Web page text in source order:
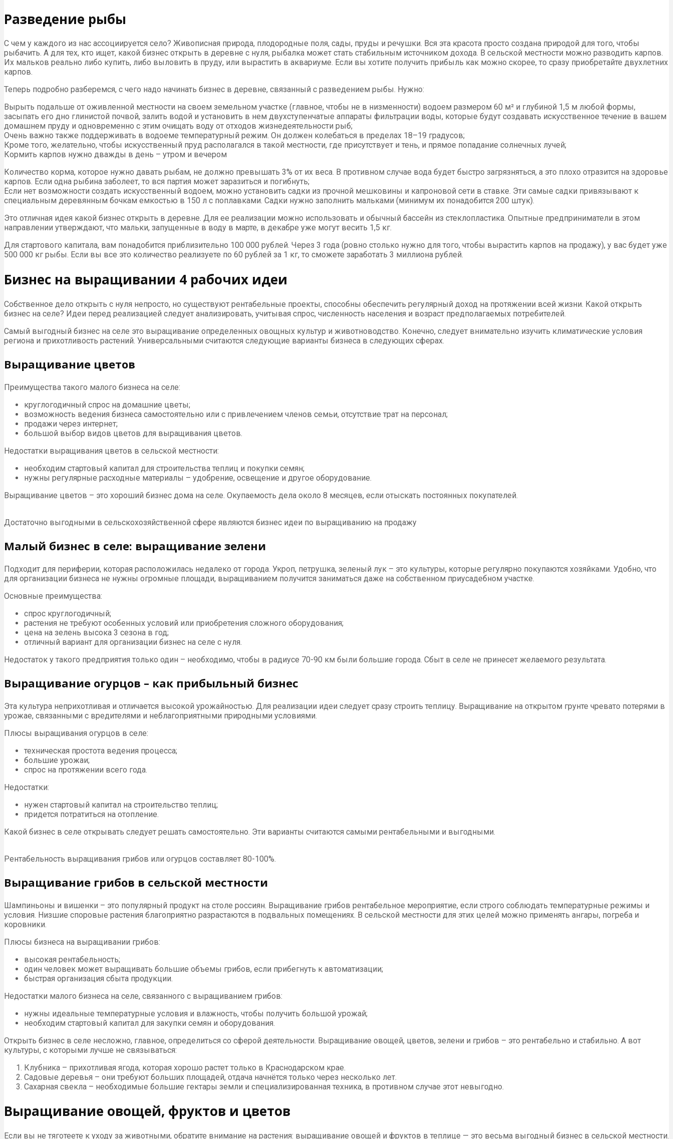
Разведение рыбы
С чем у каждого из нас ассоциируется село? Живописная природа, плодородные поля, сады, пруды и речушки. Вся эта красота просто создана природой для того, чтобы
рыбачить. А для тех, кто ищет, какой бизнес открыть в деревне с нуля, рыбалка может стать стабильным источником дохода. В сельской местности можно разводить карпов.
Их мальков реально либо купить, либо выловить в пруду, или вырастить в аквариуме. Если вы хотите получить прибыль как можно скорее, то сразу приобретайте двухлетних
карпов.
Теперь подробно разберемся, с чего надо начинать бизнес в деревне, связанный с разведением рыбы. Нужно:
Вырыть подальше от оживленной местности на своем земельном участке (главное, чтобы не в низменности) водоем размером 60 м² и глубиной 1,5 м любой формы,
засыпать его дно глинистой почвой, залить водой и установить в нем двухступенчатые аппараты фильтрации воды, которые будут создавать искусственное течение в вашем
домашнем пруду и одновременно с этим очищать воду от отходов жизнедеятельности рыб;
Очень важно также поддерживать в водоеме температурный режим. Он должен колебаться в пределах 18–19 градусов;
Кроме того, желательно, чтобы искусственный пруд располагался в такой местности, где присутствует и тень, и прямое попадание солнечных лучей;
Кормить карпов нужно дважды в день – утром и вечером
Количество корма, которое нужно давать рыбам, не должно превышать 3% от их веса. В противном случае вода будет быстро загрязняться, а это плохо отразится на здоровье
карпов. Если одна рыбина заболеет, то вся партия может заразиться и погибнуть;
Если нет возможности создать искусственный водоем, можно установить садки из прочной мешковины и капроновой сети в ставке. Эти самые садки привязывают к
специальным деревянным бочкам емкостью в 150 л с поплавками. Садки нужно заполнить мальками (минимум их понадобится 200 штук).
Это отличная идея какой бизнес открыть в деревне. Для ее реализации можно использовать и обычный бассейн из стеклопластика. Опытные предприниматели в этом
направлении утверждают, что мальки, запущенные в воду в марте, в декабре уже могут весить 1,5 кг.
Для стартового капитала, вам понадобится приблизительно 100 000 рублей. Через 3 года (ровно столько нужно для того, чтобы вырастить карпов на продажу), у вас будет уже
500 000 кг рыбы. Если вы все это количество реализуете по 60 рублей за 1 кг, то сможете заработать 3 миллиона рублей.
Бизнес на выращивании 4 рабочих идеи
Собственное дело открыть с нуля непросто, но существуют рентабельные проекты, способны обеспечить регулярный доход на протяжении всей жизни. Какой открыть
бизнес на селе? Идеи перед реализацией следует анализировать, учитывая спрос, численность населения и возраст предполагаемых потребителей.
Самый выгодный бизнес на селе это выращивание определенных овощных культур и животноводство. Конечно, следует внимательно изучить климатические условия
региона и прихотливость растений. Универсальными считаются следующие варианты бизнеса в следующих сферах.
Выращивание цветов
Преимущества такого малого бизнеса на селе:
круглогодичный спрос на домашние цветы;
возможность ведения бизнеса самостоятельно или с привлечением членов семьи, отсутствие трат на персонал;
продажи через интернет;
большой выбор видов цветов для выращивания цветов.
Недостатки выращивания цветов в сельской местности:
необходим стартовый капитал для строительства теплиц и покупки семян;
нужны регулярные расходные материалы – удобрение, освещение и другое оборудование.
Выращивание цветов – это хороший бизнес дома на селе. Окупаемость дела около 8 месяцев, если отыскать постоянных покупателей.
Достаточно выгодными в сельскохозяйственной сфере являются бизнес идеи по выращиванию на продажу
Малый бизнес в селе: выращивание зелени
Подходит для периферии, которая расположилась недалеко от города. Укроп, петрушка, зеленый лук – это культуры, которые регулярно покупаются хозяйками. Удобно, что
для организации бизнеса не нужны огромные площади, выращиванием получится заниматься даже на собственном приусадебном участке.
Основные преимущества:
спрос круглогодичный;
растения не требуют особенных условий или приобретения сложного оборудования;
цена на зелень высока 3 сезона в год;
отличный вариант для организации бизнес на селе с нуля.
Недостаток у такого предприятия только один – необходимо, чтобы в радиусе 70-90 км были большие города. Сбыт в селе не принесет желаемого результата.
Выращивание огурцов – как прибыльный бизнес
Эта культура неприхотливая и отличается высокой урожайностью. Для реализации идеи следует сразу строить теплицу. Выращивание на открытом грунте чревато потерями в
урожае, связанными с вредителями и неблагоприятными природными условиями.
Плюсы выращивания огурцов в селе:
техническая простота ведения процесса;
большие урожаи;
спрос на протяжении всего года.
Недостатки:
нужен стартовый капитал на строительство теплиц;
придется потратиться на отопление.
Какой бизнес в селе открывать следует решать самостоятельно. Эти варианты считаются самыми рентабельными и выгодными.
Рентабельность выращивания грибов или огурцов составляет 80-100%.
Выращивание грибов в сельской местности
Шампиньоны и вишенки – это популярный продукт на столе россиян. Выращивание грибов рентабельное мероприятие, если строго соблюдать температурные режимы и
условия. Низшие споровые растения благоприятно разрастаются в подвальных помещениях. В сельской местности для этих целей можно применять ангары, погреба и
коровники.
Плюсы бизнеса на выращивании грибов:
высокая рентабельность;
один человек может выращивать большие объемы грибов, если прибегнуть к автоматизации;
быстрая организация сбыта продукции.
Недостатки малого бизнеса на селе, связанного с выращиванием грибов:
нужны идеальные температурные условия и влажность, чтобы получить большой урожай;
необходим стартовый капитал для закупки семян и оборудования.
Открыть бизнес в селе несложно, главное, определиться со сферой деятельности. Выращивание овощей, цветов, зелени и грибов – это рентабельно и стабильно. А вот
культуры, с которыми лучше не связываться:
Клубника – прихотливая ягода, которая хорошо растет только в Краснодарском крае.
Садовые деревья – они требуют больших площадей, отдача начнётся только через несколько лет.
Сахарная свекла – необходимые большие гектары земли и специализированная техника, в противном случае этот невыгодно.
Выращивание овощей, фруктов и цветов
Если вы не тяготеете к уходу за животными, обратите внимание на растения: выращивание овощей и фруктов в теплице — это весьма выгодный бизнес в сельской местности.